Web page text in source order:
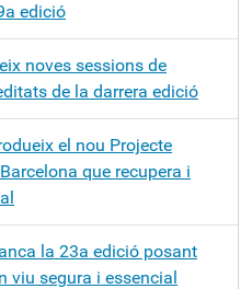
edició
noves sessions de
de la darrera edició
el nou Projecte
que recupera i
la 23a edició posant
viu segura i essencial